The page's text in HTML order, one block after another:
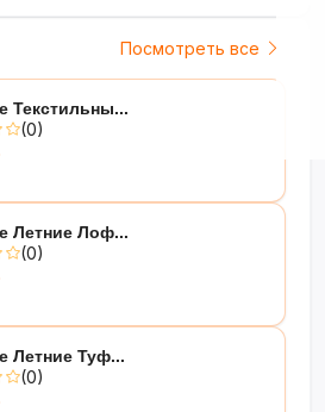
Посмотреть все
Текстильны...
(0)
Летние Лоф...
(0)
Летние Туф...
(0)